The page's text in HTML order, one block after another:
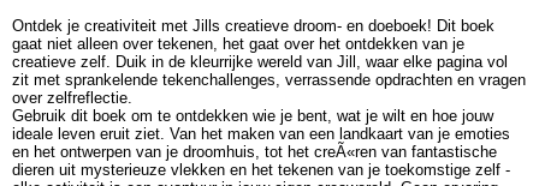
Ontdek je creativiteit met Jills creatieve droom- en doeboek! Dit boek
gaat niet alleen over tekenen, het gaat over het ontdekken van je
creatieve zelf. Duik in de kleurrijke wereld van Jill, waar elke pagina vol
zit met sprankelende tekenchallenges, verrassende opdrachten en vragen
over zelfreflectie.
Gebruik dit boek om te ontdekken wie je bent, wat je wilt en hoe jouw
ideale leven eruit ziet. Van het maken van een landkaart van je emoties
en het ontwerpen van je droomhuis, tot het creÃ«ren van fantastische
dieren uit mysterieuze vlekken en het tekenen van je toekomstige zelf -